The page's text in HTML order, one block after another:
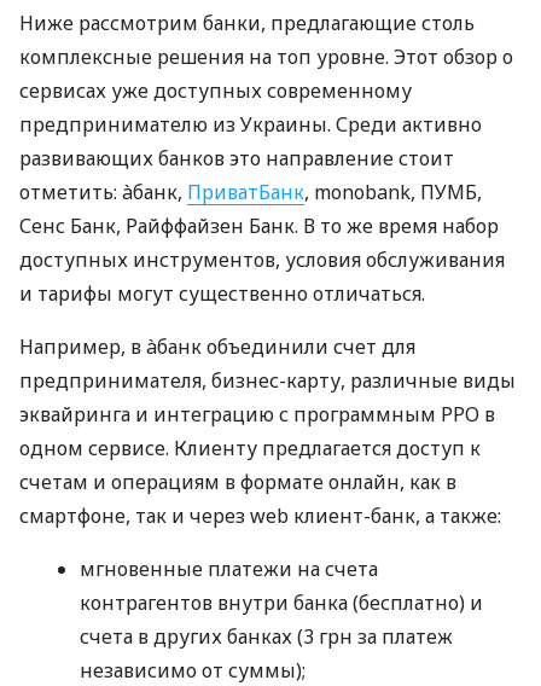
Ниже рассмотрим банки, предлагающие столь
комплексные решения на топ уровне. Этот обзор о
сервисах уже доступных современному
предпринимателю из Украины. Среди активно
развивающих банков это направление стоит
отметить: àбанк, ПриватБанк, monobank, ПУМБ,
Сенс Банк, Райффайзен Банк. В то же время набор
доступных инструментов, условия обслуживания
и тарифы могут существенно отличаться.
Например, в àбанк объединили счет для
предпринимателя, бизнес-карту, различные виды
эквайринга и интеграцию с программным РРО в
одном сервисе. Клиенту предлагается доступ к
счетам и операциям в формате онлайн, как в
смартфоне, так и через web клиент-банк, а также:
мгновенные платежи на счета
контрагентов внутри банка (бесплатно) и
счета в других банках (3 грн за платеж
независимо от суммы);